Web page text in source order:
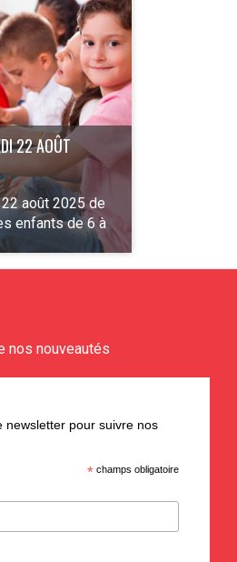
22 AOÛT
août 2025 de
enfants de 6 à
nos nouveautés
newsletter pour suivre nos
* champs obligatoire